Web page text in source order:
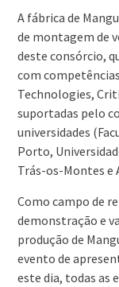
A fábrica de
de montagem de
deste consórcio,
com
Technologies,
suportadas pelo
universidades
Porto,
Trás-os-Montes e
Como campo de
demonstração e
produção de
evento de
este dia, todas as